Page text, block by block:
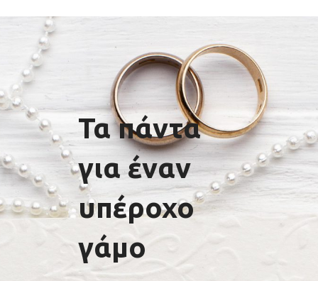
Τα πάντα
για έναν
υπέροχο
γάμο